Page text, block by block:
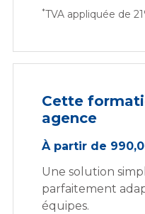
*TVA appliquée de
Cette
agence
À partir de
Une solution
parfaitement
équipes.